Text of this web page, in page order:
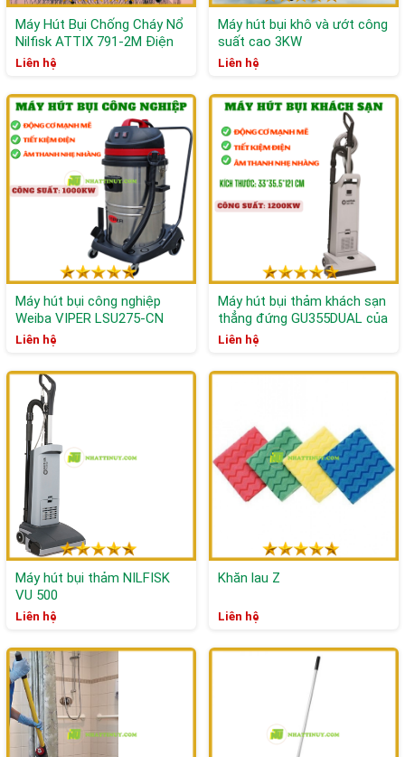
Máy Hút Bụi Chống Cháy Nổ
Nilfisk ATTIX 791-2M Điện
230V
Liên hệ
Máy hút bụi khô và ướt công
suất cao 3KW
Liên hệ
Máy hút bụi công nghiệp
Weiba VIPER LSU275-CN
Liên hệ
Máy hút bụi thảm khách sạn
thẳng đứng GU355DUAL của
Đan Mạch
Liên hệ
Máy hút bụi thảm NILFISK
VU 500
Liên hệ
Khăn lau Z
Liên hệ